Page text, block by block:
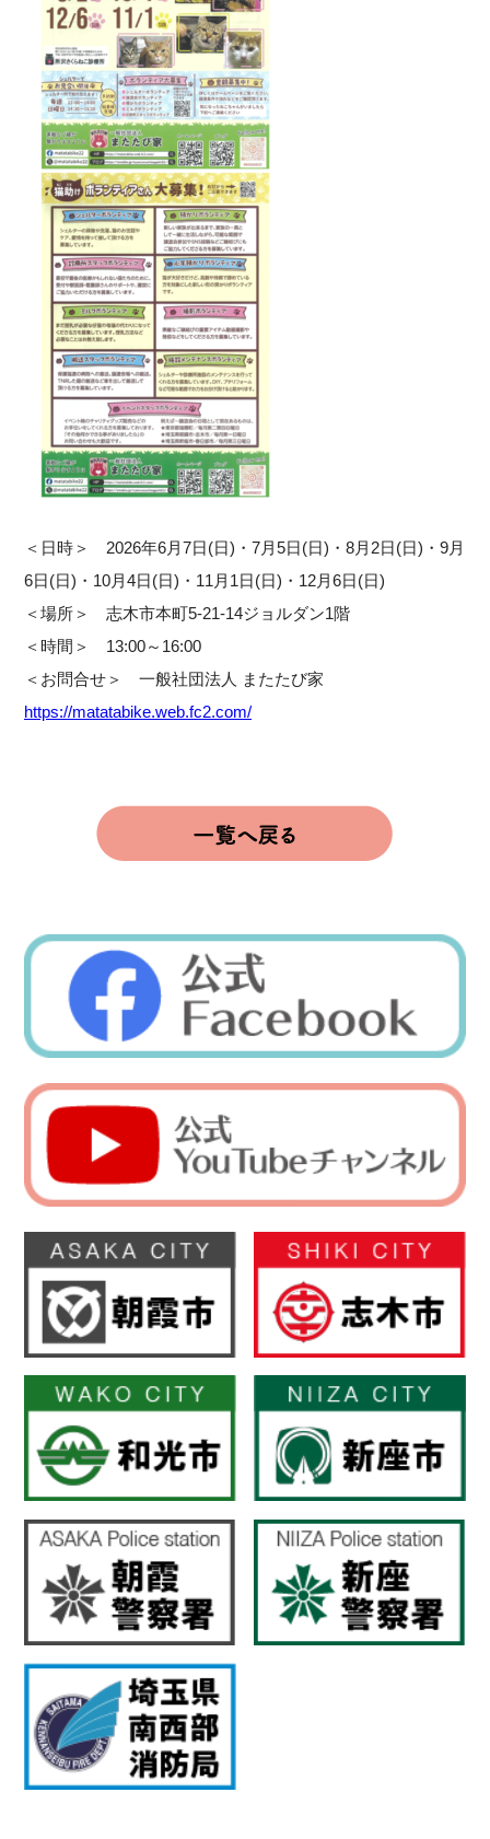
＜日時＞ 2026年6月7日(日)・7月5日(日)・8月2日(日)・9月
6日(日)・10月4日(日)・11月1日(日)・12月6日(日)
＜場所＞ 志木市本町5-21-14ジョルダン1階
＜時間＞ 13:00～16:00
＜お問合せ＞ 一般社団法人 またたび家
https://matatabike.web.fc2.com/